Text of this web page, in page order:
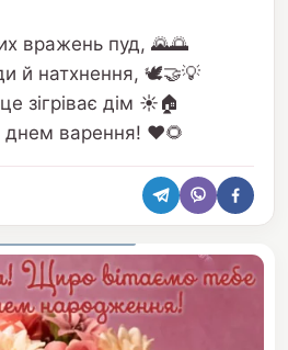
вражень пуд, 🌄🌅
й натхнення, 🕊️🤝💡
зігріває дім ☀️🏠
днем варення! ❤️🌻